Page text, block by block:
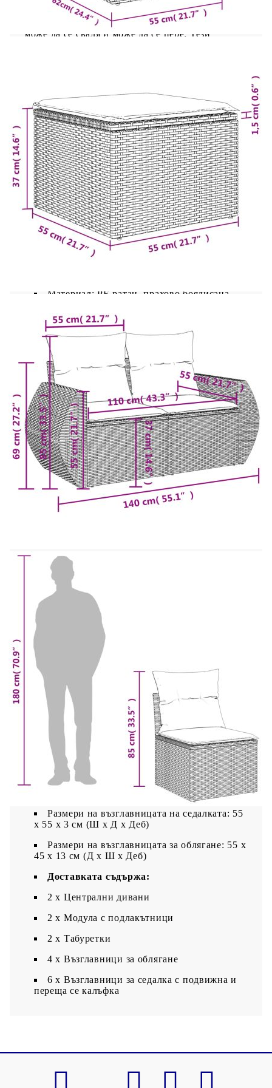
снабдена с плътно подплатени възглавници,
предлага удобство при сядане.Калъф, който
може да се сваля и може да се пере: Тези
персонализирана подредба на външни мебели.
Добре е да се знае:За да сте сигурни, че вашите
външни мебели ще останат красиви, ви
препоръчваме да ги защитите с водоустойчиво
покривало.
Максимален капацитет на натоварване (на
място): 110 кг
UV устойчив
Пластмасови регулируеми крачета
Необходим е монтаж
Централна седалка:
Материал: PE ратан, прахово боядисана
Размери: 55 x 62 x 69 см (Ш x Д x В)
Размери на седалката: 55 x 55 cм (Ш x Д)
Височина на седалката от земята: 37 см
Модул с подлакътници:
Цвят: Кафяв
Материал: PE ратан, прахово боядисана
стомана
Размери: 71 x 62 x 69 см (Ш x Д x В)
Размери на седалката: 55 x 55 cм (Ш x Д)
Височина на седалката от земята: 37 см
Цвят: Кафяв
Материал: PE ратан, прахово боядисана
стомана
Размери: 55 x 55 x 37 см (Ш x Д x В)
Размери на седалката: 55 x 55 cм (Ш x Д)
Височина на седалката от земята: 37 см
Възглавница:
Цвят: Кремавобял
Материал на покритието: Плат (100%
полиестер)
Материал за пълнеж на възглавницата за
сядане: Дунапрен
Материал за пълнеж на облегалката:
Размери на възглавницата на седалката: 55
x 55 x 3 см (Ш x Д x Деб)
Размери на възглавницата за облягане: 55 x
45 x 13 см (Д х Ш x Деб)
Доставката съдържа:
2 х Централни дивани
2 x Модула с подлакътници
2 x Табуретки
4 x Възглавници за облягане
6 x Възглавници за седалка с подвижна и
переща се калъфка